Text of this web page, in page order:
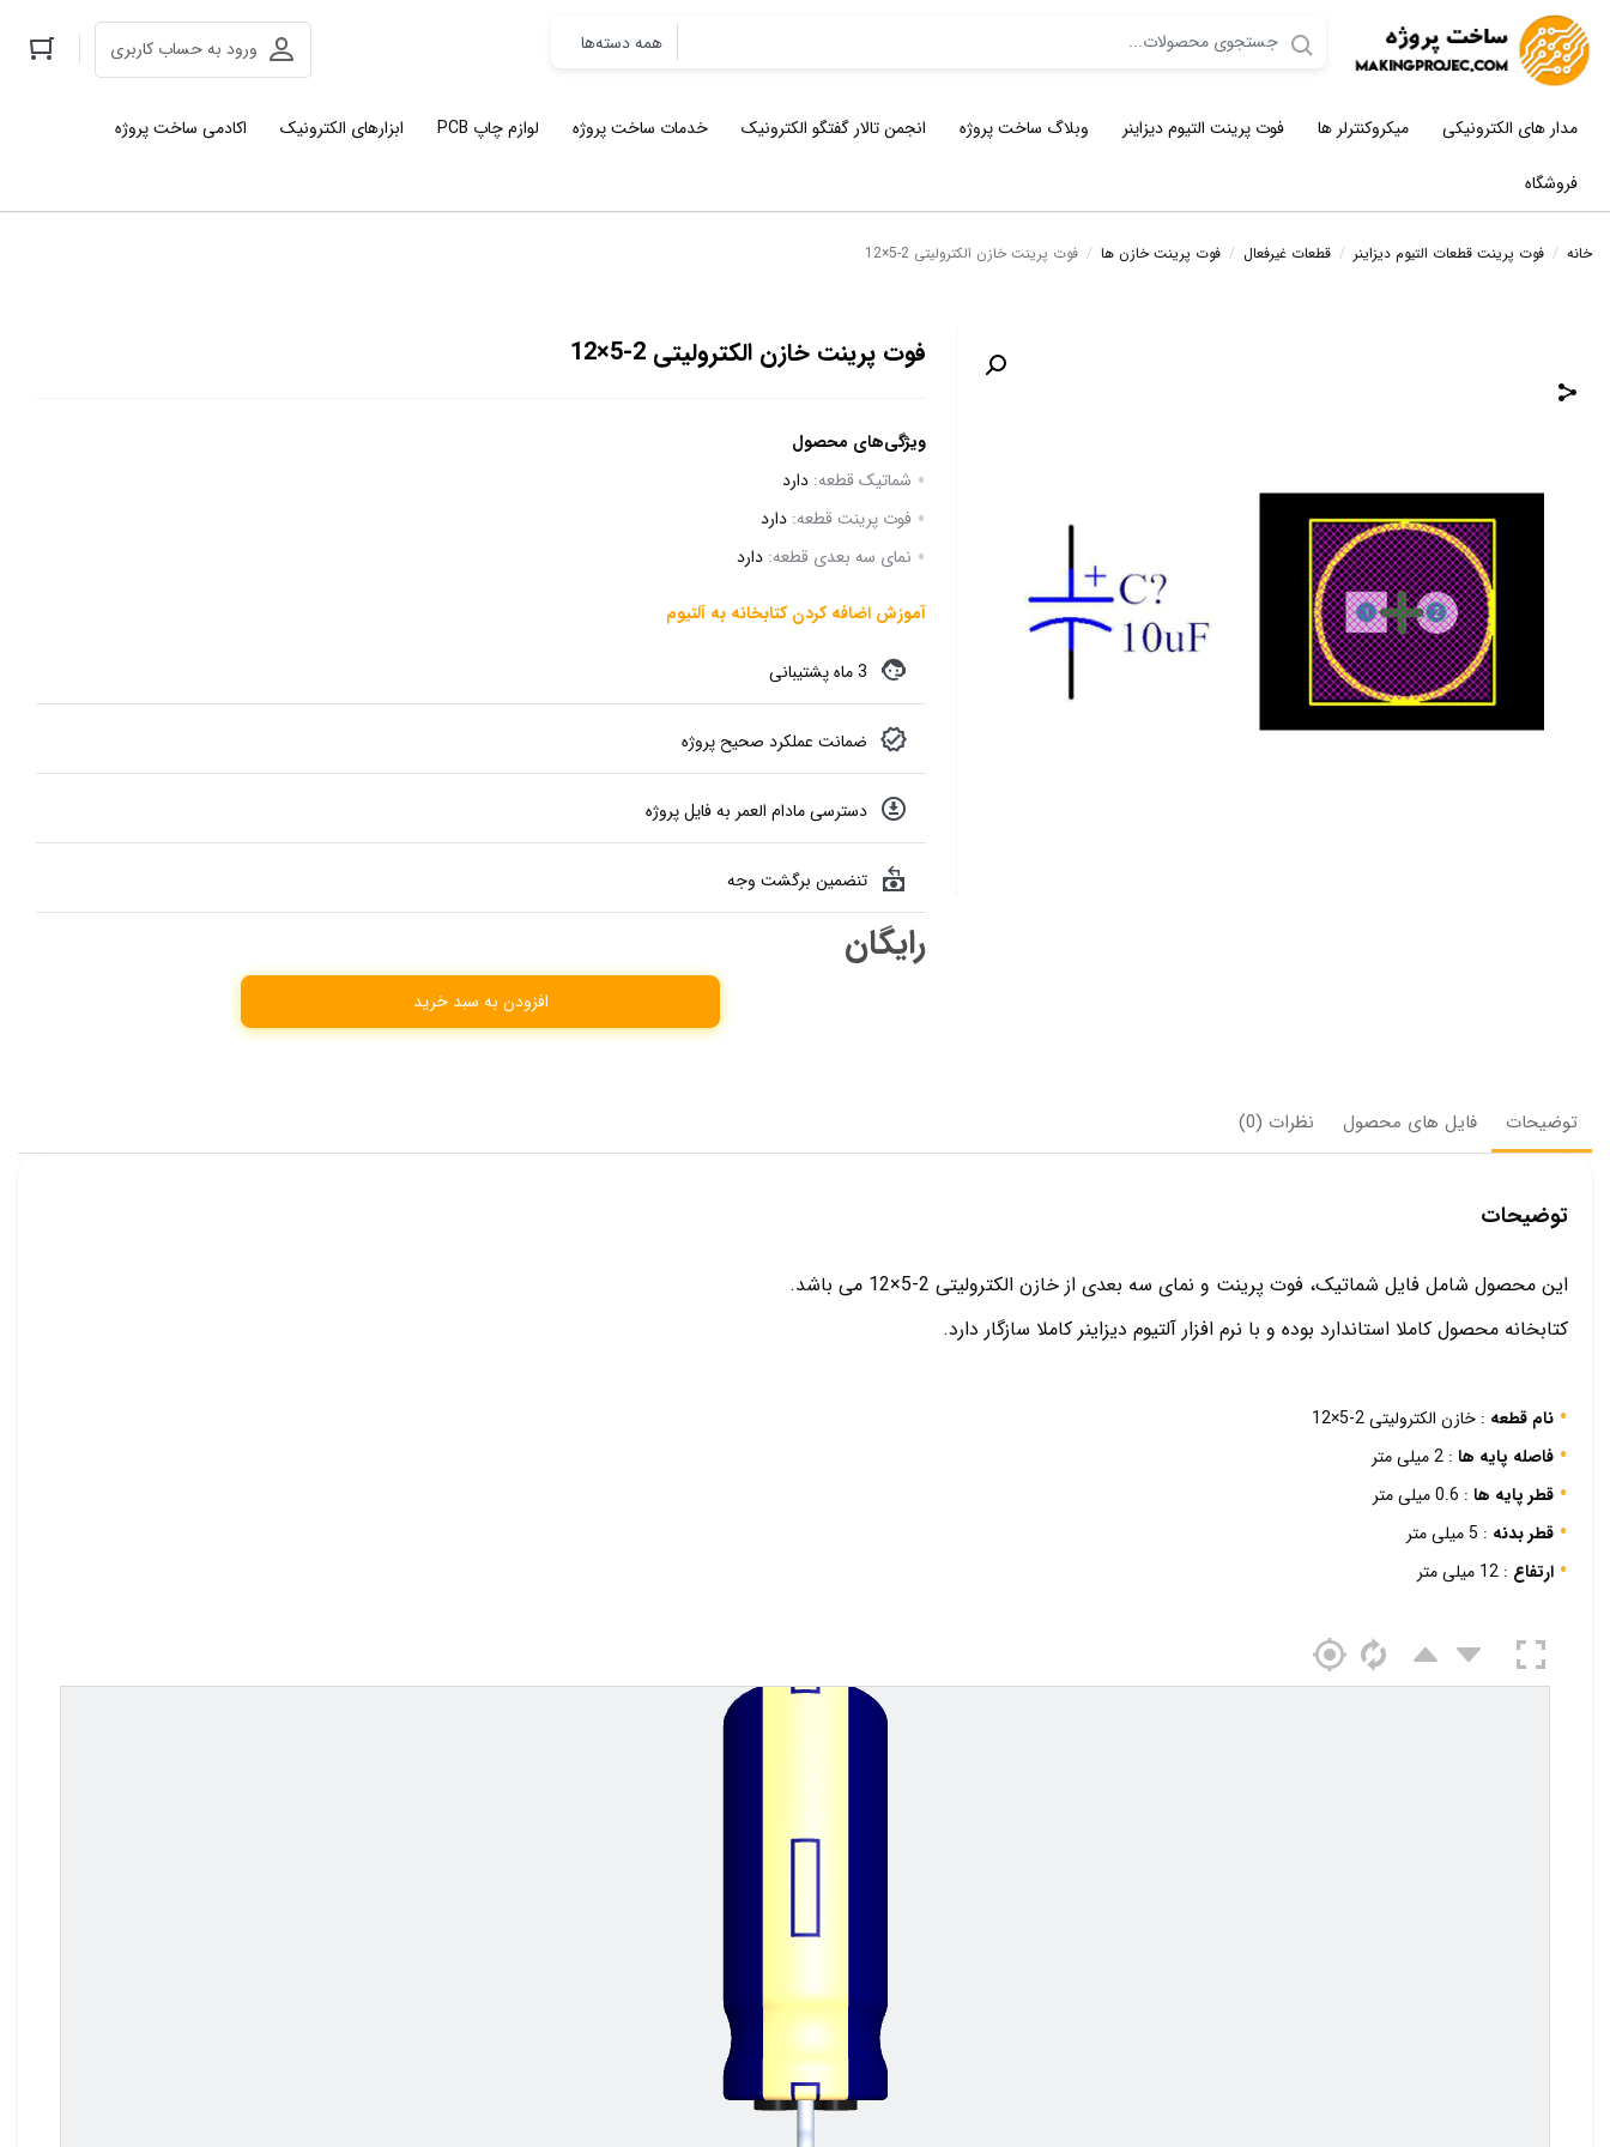
ورود به حساب کاربری
مدار های الکترونیکی میکروکنترلر ها فوت پرینت التیوم دیزاینر وبلاگ ساخت پروژه انجمن تالار گفتگو الکترونیک خدمات ساخت پروژه لوازم چاپ PCB ابزارهای الکترونیک اکادمی ساخت پروژه
فروشگاه
خانه / فوت پرینت قطعات التیوم دیزاینر / قطعات غیرفعال / فوت پرینت خازن ها / فوت پرینت خازن الکترولیتی 2-5×12
فوت پرینت خازن الکترولیتی 2-5×12
ویژگی‌های محصول
شماتیک قطعه:دارد
فوت پرینت قطعه:دارد
نمای سه بعدی قطعه:دارد
آموزش اضافه کردن کتابخانه به آلتیوم
3 ماه پشتیبانی
ضمانت عملکرد صحیح پروژه
دسترسی مادام العمر به فایل پروژه
تنضمین برگشت وجه
رایگان
افزودن به سبد خرید
توضیحات فایل های محصول نظرات (0)
توضیحات
این محصول شامل فایل شماتیک، فوت پرینت و نمای سه بعدی از خازن الکترولیتی 2-5×12 می باشد.
کتابخانه محصول کاملا استاندارد بوده و با نرم افزار آلتیوم دیزاینر کاملا سازگار دارد.
نام قطعه : خازن الکترولیتی 2-5×12
فاصله پایه ها : 2 میلی متر
قطر پایه ها : 0.6 میلی متر
قطر بدنه : 5 میلی متر
ارتفاع : 12 میلی متر